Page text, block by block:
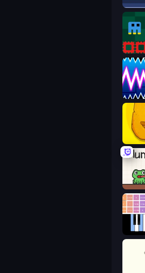
Jump